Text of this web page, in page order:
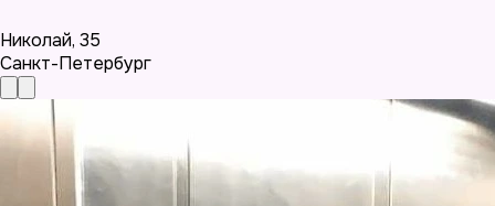
Николай, 35
Санкт-Петербург